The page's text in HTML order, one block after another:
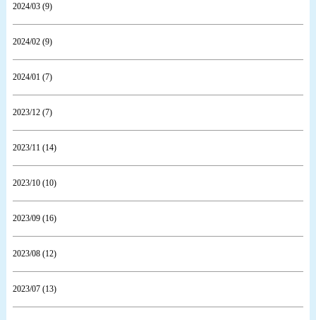
2024/03 (9)
2024/02 (9)
2024/01 (7)
2023/12 (7)
2023/11 (14)
2023/10 (10)
2023/09 (16)
2023/08 (12)
2023/07 (13)